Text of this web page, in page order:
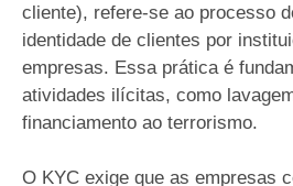
cliente), refere-se ao processo
identidade de clientes por
empresas. Essa prática é
atividades ilícitas, como
financiamento ao terrorismo.
O KYC exige que as empresas